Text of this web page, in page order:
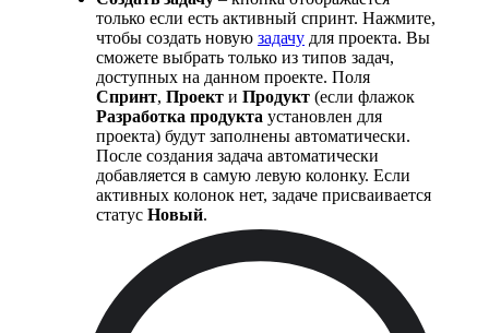
только если есть активный спринт. Нажмите,
чтобы создать новую задачу для проекта. Вы
сможете выбрать только из типов задач,
доступных на данном проекте. Поля
Спринт, Проект и Продукт (если флажок
Разработка продукта установлен для
проекта) будут заполнены автоматически.
После создания задача автоматически
добавляется в самую левую колонку. Если
активных колонок нет, задаче присваивается
статус Новый.